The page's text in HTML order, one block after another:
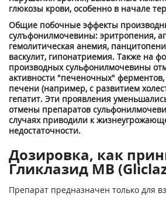
глюкозы крови, особенно в начале
Общие побочные эффекты
сулъфонилмочевины: эритропения,
гемолитическая анемия,
васкулит, гипонатриемия. Также на
производных сульфонилмочевины
активности "печеночных"
печени (например, с развитием
гепатит. Эти проявления
отмены препаратов
случаях приводили к
недостаточности.
Дозировка, как
Гликлазид МВ
Препарат предназначен только для